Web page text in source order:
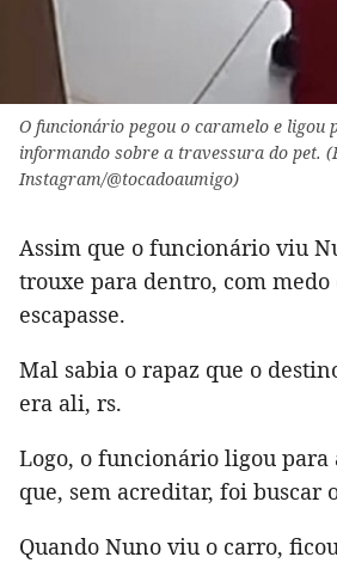
O funcionário pegou o caramelo e ligou
informando sobre a travessura do pet.
Instagram/@tocadoaumigo)
Assim que o funcionário viu
trouxe para dentro, com medo
escapasse.
Mal sabia o rapaz que o
era ali, rs.
Logo, o funcionário ligou para
que, sem acreditar, foi buscar
Quando Nuno viu o carro,